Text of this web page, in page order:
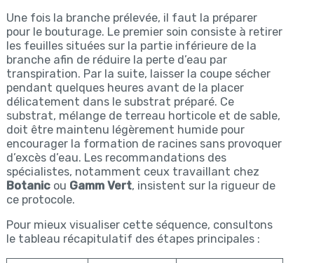
Une fois la branche prélevée, il faut la préparer
pour le bouturage. Le premier soin consiste à retirer
les feuilles situées sur la partie inférieure de la
branche afin de réduire la perte d’eau par
transpiration. Par la suite, laisser la coupe sécher
pendant quelques heures avant de la placer
délicatement dans le substrat préparé. Ce
substrat, mélange de terreau horticole et de sable,
doit être maintenu légèrement humide pour
encourager la formation de racines sans provoquer
d’excès d’eau. Les recommandations des
spécialistes, notamment ceux travaillant chez
Botanicou Gamm Vert, insistent sur la rigueur de
ce protocole.
Pour mieux visualiser cette séquence, consultons
le tableau récapitulatif des étapes principales :